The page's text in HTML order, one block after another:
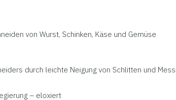
von Wurst, Schinken, Käse und Gemüse
durch leichte Neigung von Schlitten und
– eloxiert